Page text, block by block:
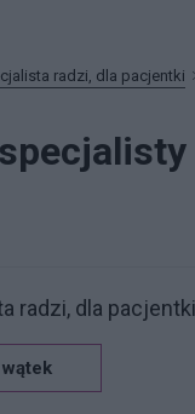
radzi, dla pacjentki
radzi, dla pacjentki